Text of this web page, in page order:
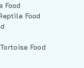
Food
Food
Food